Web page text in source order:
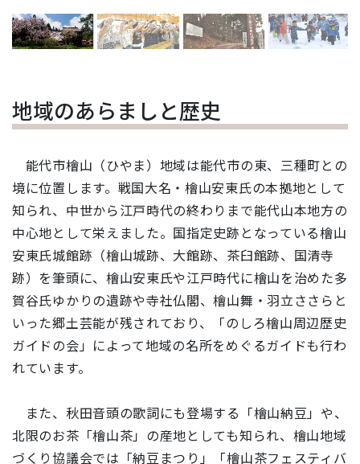
地域のあらましと歴史
能代市檜山（ひやま）地域は能代市の東、三種町との
境に位置します。戦国大名・檜山安東氏の本拠地として
知られ、中世から江戸時代の終わりまで能代山本地方の
中心地として栄えました。国指定史跡となっている檜山
安東氏城館跡（檜山城跡、大館跡、茶臼館跡、国清寺
跡）を筆頭に、檜山安東氏や江戸時代に檜山を治めた多
賀谷氏ゆかりの遺跡や寺社仏閣、檜山舞・羽立ささらと
いった郷土芸能が残されており、「のしろ檜山周辺歴史
ガイドの会」によって地域の名所をめぐるガイドも行わ
れています。
また、秋田音頭の歌詞にも登場する「檜山納豆」や、
北限のお茶「檜山茶」の産地としても知られ、檜山地域
づくり協議会では「納豆まつり」「檜山茶フェスティバ